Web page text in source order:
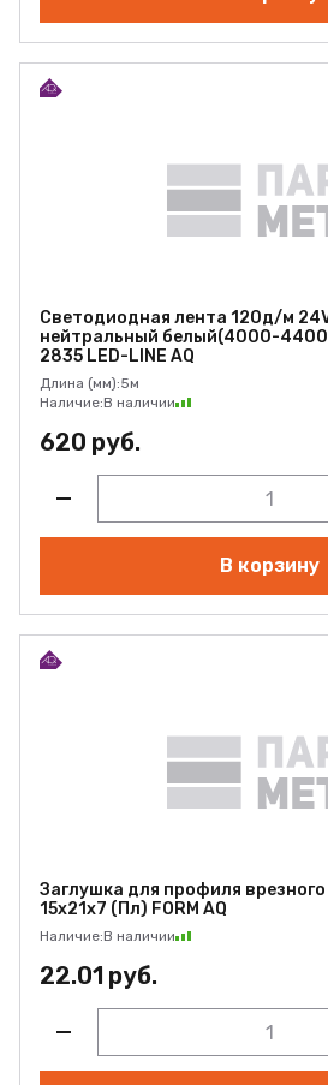
Светодиодная лента 120д/м
нейтральный белый(4000-
2835 LED-LINE AQ
Длина (мм):5м
Наличие:В наличии
620 руб.
В корзину
Заглушка для профиля
15x21x7 (Пл) FORM AQ
Наличие:В наличии
22.01 руб.